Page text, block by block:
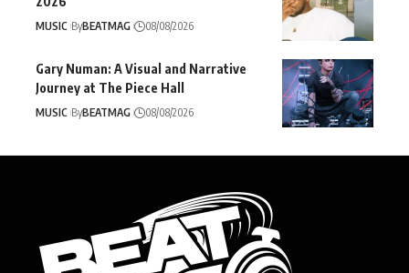
MUSIC ByBEATMAG 08/08/2026
Gary Numan: A Visual and Narrative
Journey at The Piece Hall
MUSIC ByBEATMAG 08/08/2026